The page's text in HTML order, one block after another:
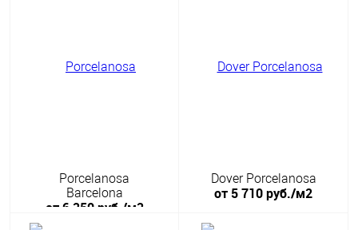
Porcelanosa
Barcelona
от 6 250 руб./м2
Dover Porcelanosa
от 5 710 руб./м2